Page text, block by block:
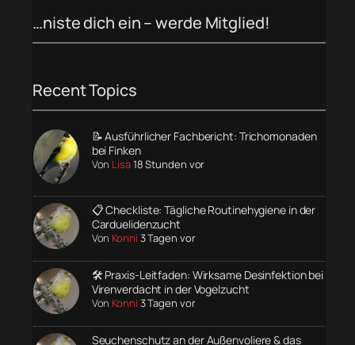
…niste dich ein – werde Mitglied!
Recent Topics
📝 Ausführlicher Fachbericht: Trichomonaden
bei Finken
Von Lisa18 Stunden vor
📋 Checkliste: Tägliche Routinehygiene in der
Carduelidenzucht
Von Konni 3 Tagen vor
🛠️ Praxis-Leitfaden: Wirksame Desinfektion bei
Virenverdacht in der Vogelzucht
Von Konni 3 Tagen vor
Seuchenschutz an der Außenvoliere & das